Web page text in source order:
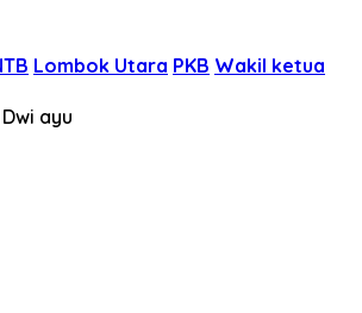
Lombok Utara PKB Wakil ketua
ayu